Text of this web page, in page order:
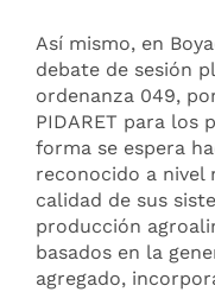
Así mismo, en
debate de sesión
ordenanza 049,
PIDARET para los
forma se espera
reconocido a nivel
calidad de sus
producción
basados en la
agregado,